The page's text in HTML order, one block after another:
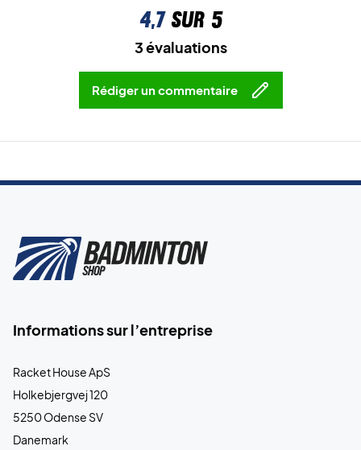
4,7sur 5
3 évaluations
Rédiger un commentaire
Informations sur l’entreprise
Racket House ApS
Holkebjergvej 120
5250 Odense SV
Danemark